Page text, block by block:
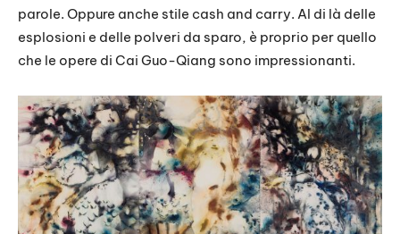
parole. Oppure anche stile cash and carry. Al di là delle
esplosioni e delle polveri da sparo, è proprio per quello
che le opere di Cai Guo-Qiang sono impressionanti.